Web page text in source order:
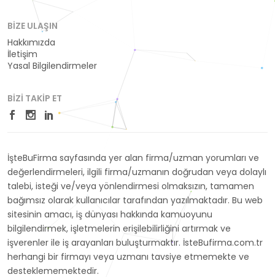
BIZE ULAŞIN
Hakkımızda
İletişim
Yasal Bilgilendirmeler
BIZI TAKIP ET
İşteBuFirma sayfasında yer alan firma/uzman yorumları ve
değerlendirmeleri, ilgili firma/uzmanın doğrudan veya dolaylı
talebi, isteği ve/veya yönlendirmesi olmaksızın, tamamen
bağımsız olarak kullanıcılar tarafından yazılmaktadır. Bu web
sitesinin amacı, iş dünyası hakkında kamuoyunu
bilgilendirmek, işletmelerin erişilebilirliğini artırmak ve
işverenler ile iş arayanları buluşturmaktır. İsteBufirma.com.tr
herhangi bir firmayı veya uzmanı tavsiye etmemekte ve
desteklememektedir.